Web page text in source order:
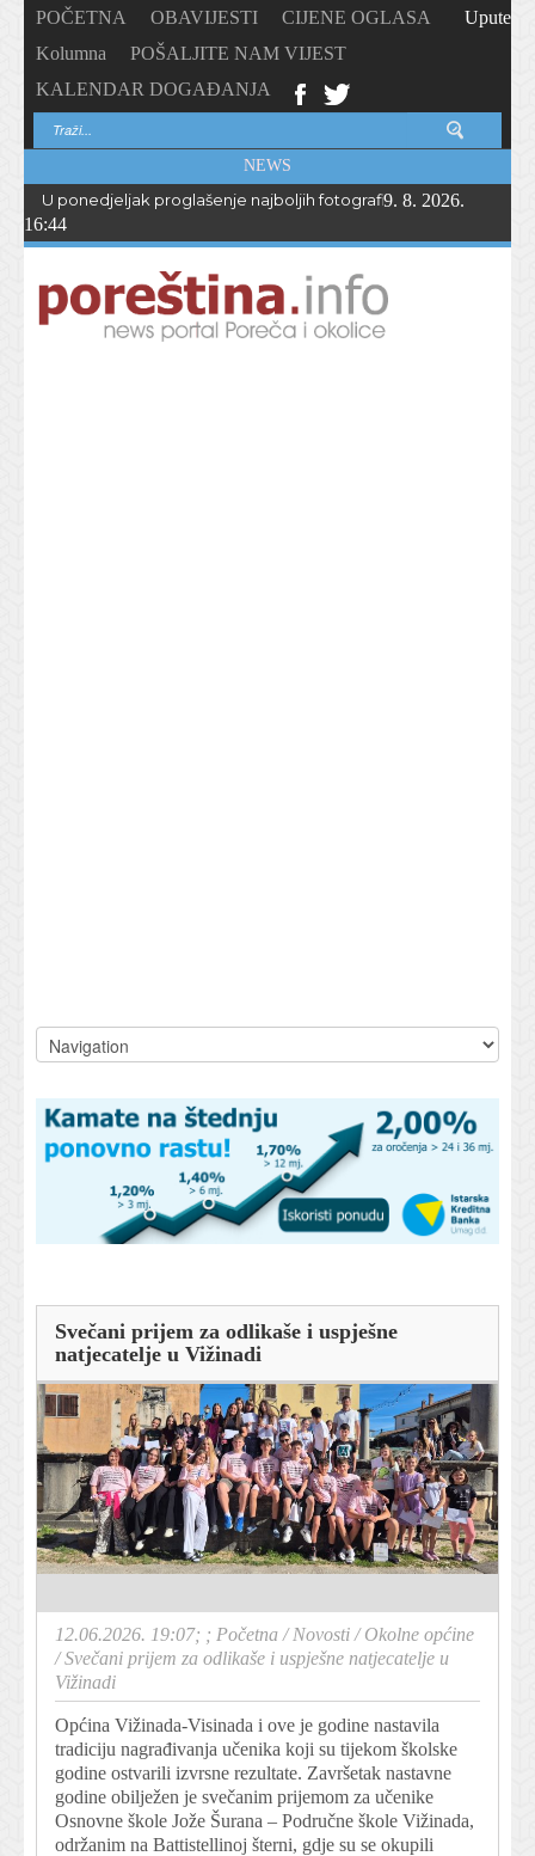
POČETNA OBAVIJESTI
CIJENE OGLASA
Kolumna
POŠALJITE NAM VIJEST
KALENDAR DOGAĐANJA
Upute
NEWS
U ponedjeljak proglašenje najboljih fotografija – PhotoCity2026
9. 8. 2026.
16:44
Svečani prijem za odlikaše i uspješne
natjecatelje u Vižinadi
12.06.2026. 19:07; ; Početna /Novosti /Okolne općine
/Svečani prijem za odlikaše i uspješne natjecatelje u
Vižinadi
Općina Vižinada-Visinada i ove je godine nastavila
tradiciju nagrađivanja učenika koji su tijekom školske
godine ostvarili izvrsne rezultate. Završetak nastavne
godine obilježen je svečanim prijemom za učenike
Osnovne škole Jože Šurana – Područne škole Vižinada,
održanim na Battistellinoj šterni, gdje su se okupili